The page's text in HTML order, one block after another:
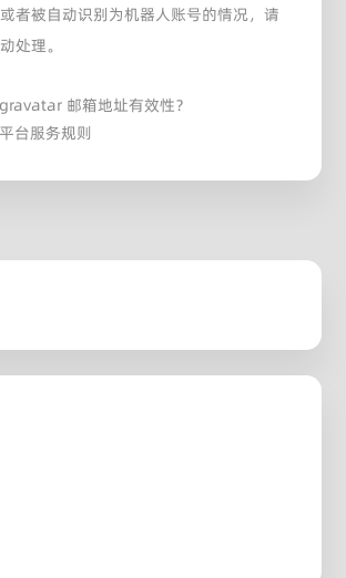
者被自动识别为机器人账号的情况，请
处理。
邮箱地址有效性？
台服务规则